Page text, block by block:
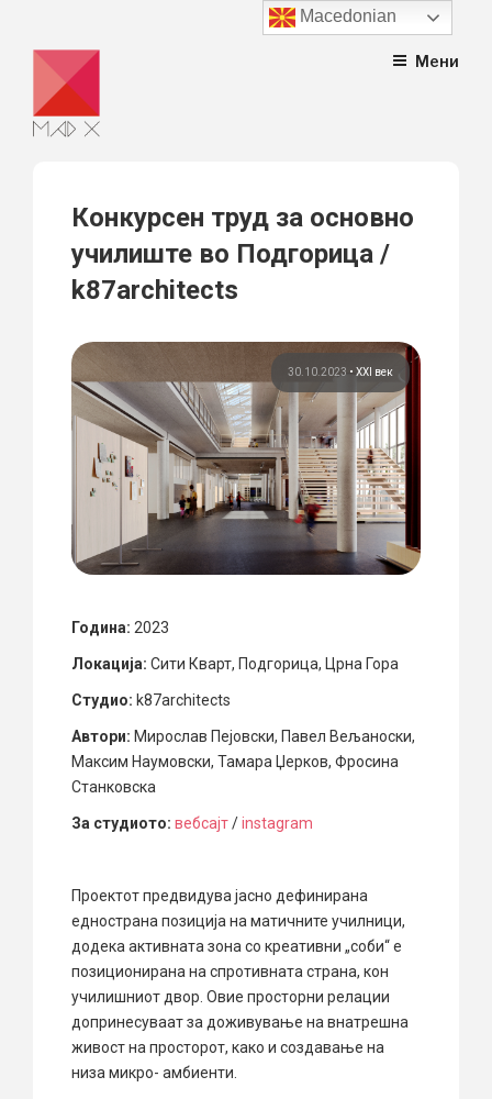
content
Мени
Конкурсен труд за основно
училиште во Подгорица /
k87architects
30.10.2023 • XXI век
Година: 2023
Локација: Сити Кварт, Подгорица, Црна Гора
Студио: k87architects
Автори: Мирослав Пејовски, Павел Вељаноски,
Максим Наумовски, Тамара Џерков, Фросина
Станковска
За студиото: вебсајт/instagram
Проектот предвидува јасно дефинирана
еднострана позиција на матичните училници,
додека активната зона со креативни „соби“ е
позиционирана на спротивната страна, кон
училишниот двор. Овие просторни релации
допринесуваат за доживување на внатрешна
живост на просторот, како и создавање на
низа микро- амбиенти.
Macedonian